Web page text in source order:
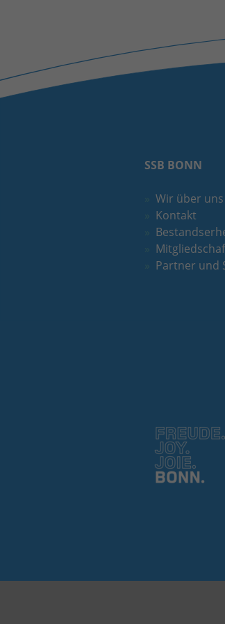
SSB BONN
Wir über uns
Kontakt
Partner und